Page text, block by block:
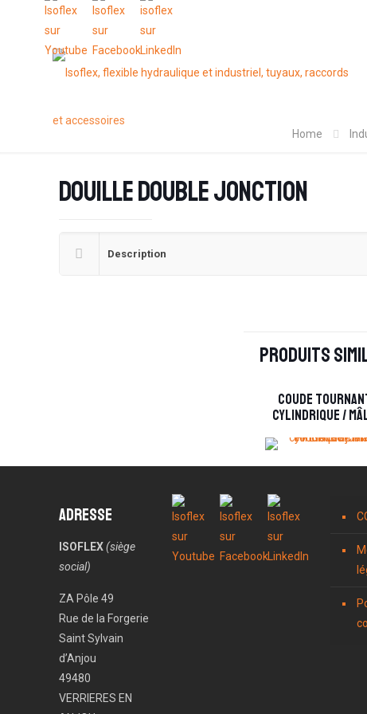
Home
Douille double jonction
Description
Produits
Coude
cylindrique /
Adresse
ISOFLEX(siège
social)
ZA Pôle 49
Rue de la Forgerie
Saint Sylvain
d’Anjou
49480
VERRIERES EN